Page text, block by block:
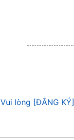
Vui lòng [ĐĂNG